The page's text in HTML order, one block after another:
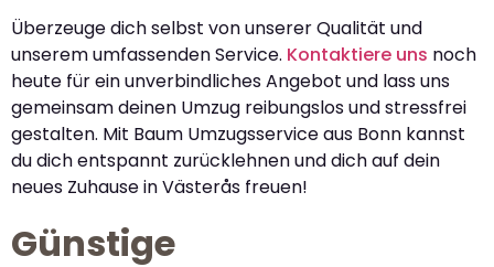
Überzeuge dich selbst von unserer Qualität und
unserem umfassenden Service. Kontaktiere uns noch
heute für ein unverbindliches Angebot und lass uns
gemeinsam deinen Umzug reibungslos und stressfrei
gestalten. Mit Baum Umzugsservice aus Bonn kannst
du dich entspannt zurücklehnen und dich auf dein
neues Zuhause in Västerås freuen!
Günstige